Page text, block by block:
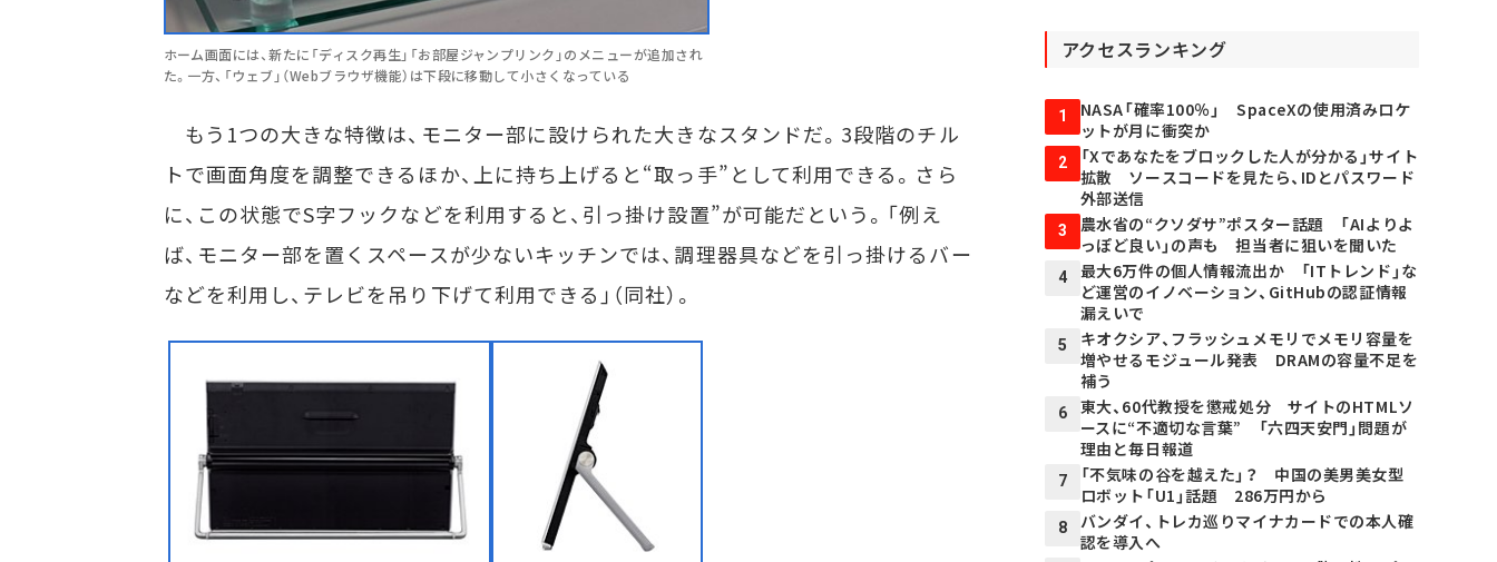
ホーム画面には、新たに「ディスク再生」「お部屋ジャンプリンク」のメニューが追加され
た。一方、「ウェブ」（Webブラウザ機能）は下段に移動して小さくなっている
もう1つの大きな特徴は、モニター部に設けられた大きなスタンドだ。3段階のチル
トで画面角度を調整できるほか、上に持ち上げると“取っ手”として利用できる。さら
に、この状態でS字フックなどを利用すると、引っ掛け設置”が可能だという。「例え
ば、モニター部を置くスペースが少ないキッチンでは、調理器具などを引っ掛けるバー
などを利用し、テレビを吊り下げて利用できる」（同社）。
アクセスランキング
1
NASA「確率100％」 SpaceXの使用済みロケ
ットが月に衝突か
2
「Xであなたをブロックした人が分かる」サイト
拡散 ソースコードを見たら、IDとパスワード
外部送信
3
農水省の“クソダサ”ポスター話題 「AIよりよ
っぽど良い」の声も 担当者に狙いを聞いた
4
最大6万件の個人情報流出か 「ITトレンド」な
ど運営のイノベーション、GitHubの認証情報
漏えいで
5
キオクシア、フラッシュメモリでメモリ容量を
増やせるモジュール発表 DRAMの容量不足を
補う
6
東大、60代教授を懲戒処分 サイトのHTMLソ
ースに“不適切な言葉” 「六四天安門」問題が
理由と毎日報道
7
「不気味の谷を越えた」？ 中国の美男美女型
ロボット「U1」話題 286万円から
8
バンダイ、トレカ巡りマイナカードでの本人確
認を導入へ